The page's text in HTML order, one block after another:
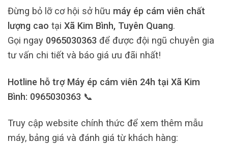
Đừng bỏ lỡ cơ hội sở hữu máy ép cám viên chất
lượng cao tại Xã Kim Bình, Tuyên Quang.
Gọi ngay 0965030363 để được đội ngũ chuyên gia
tư vấn chi tiết và báo giá ưu đãi nhất!
Hotline hỗ trợ Máy ép cám viên 24h tại Xã Kim
Bình: 0965030363 📞
Truy cập website chính thức để xem thêm mẫu
máy, bảng giá và đánh giá từ khách hàng: